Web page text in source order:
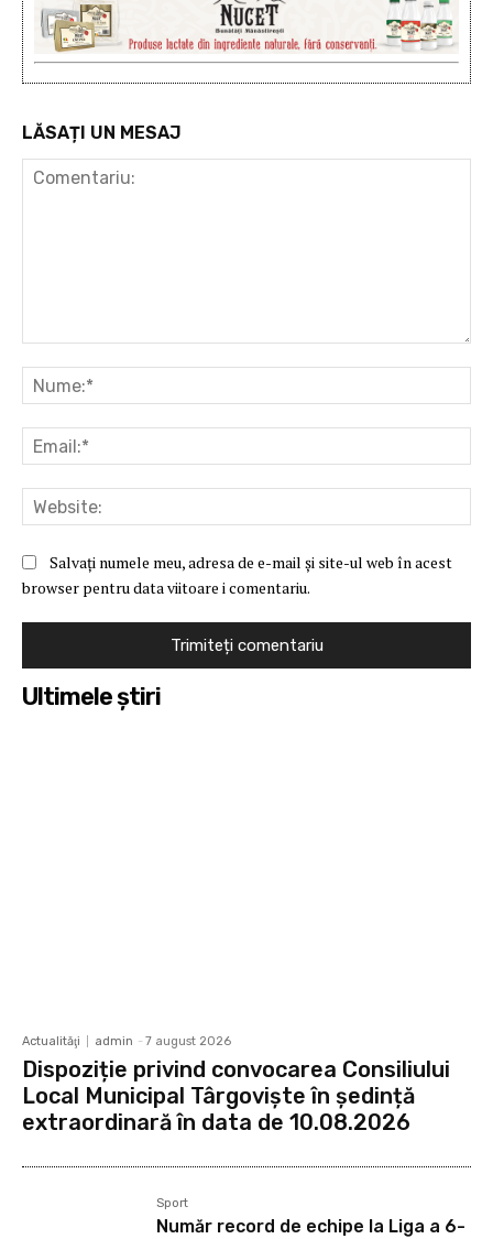
LĂSAȚI UN MESAJ
Salvați numele meu, adresa de e-mail și site-ul web în acest
browser pentru data viitoare i comentariu.
Ultimele ştiri
Actualităţi admin - 7 august 2026
Dispoziție privind convocarea Consiliului
Local Municipal Târgoviște în ședință
extraordinară în data de 10.08.2026
Sport
Număr record de echipe la Liga a 6-